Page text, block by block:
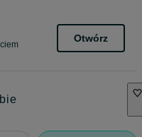
Otwórz